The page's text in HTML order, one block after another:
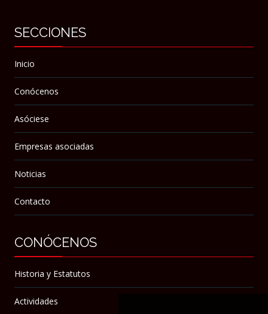
SECCIONES
Inicio
Conócenos
Asóciese
Empresas asociadas
Noticias
Contacto
CONÓCENOS
Historia y Estatutos
Actividades